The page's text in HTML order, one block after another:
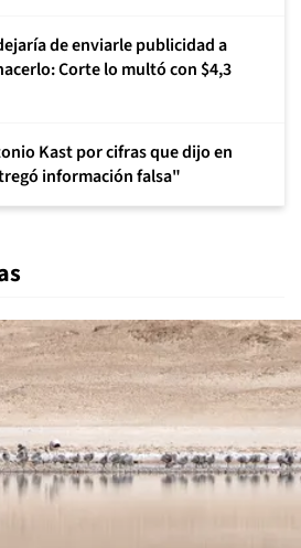
de enviarle publicidad a
Corte lo multó con $4,3
Kast por cifras que dijo en
información falsa"